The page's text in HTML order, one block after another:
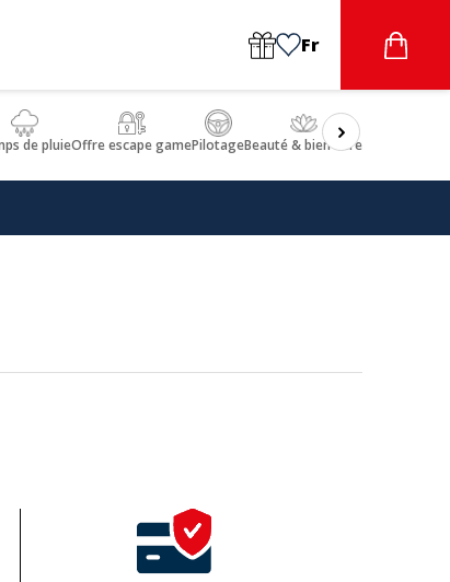
Fr
de pluieOffre escape gamePilotageBeauté & bien-être